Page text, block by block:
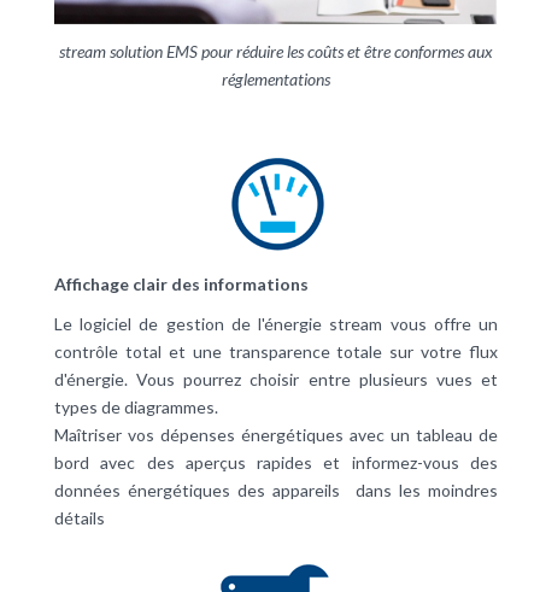
stream solution EMS pour réduire les coûts et être conformes aux
réglementations
Affichage clair des informations
Le logiciel de gestion de l'énergie stream vous offre un
contrôle total et une transparence totale sur votre flux
d'énergie. Vous pourrez choisir entre plusieurs vues et
types de diagrammes.
Maîtriser vos dépenses énergétiques avec un tableau de
bord avec des aperçus rapides et informez-vous des
données énergétiques des appareils dans les moindres
détails